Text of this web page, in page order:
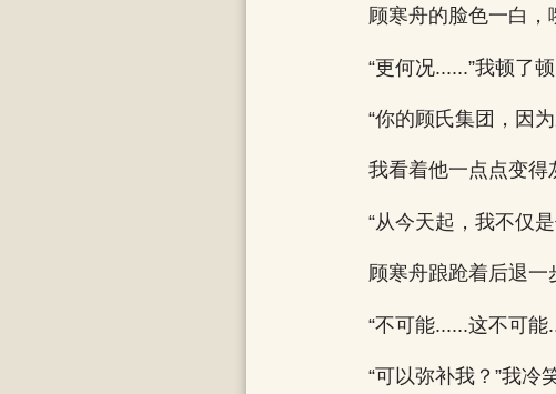
顾寒舟的脸色一白，
“更何况......”我顿了
“你的顾氏集团，因
我看着他一点点变得
“从今天起，我不仅
顾寒舟踉跄着后退一
“不可能......这不可能
“可以弥补我？”我冷